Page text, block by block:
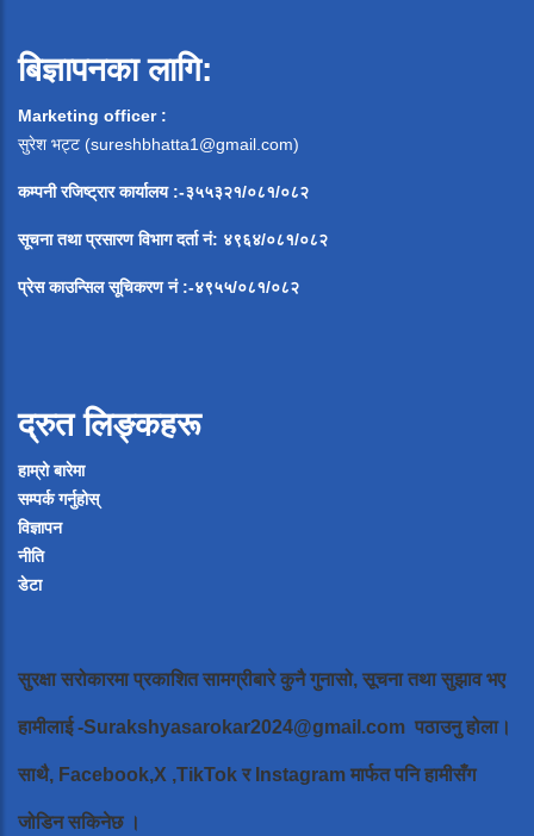
बिज्ञापनका लागि:
Marketing officer :
सुरेश भट्ट (sureshbhatta1@gmail.com)
कम्पनी रजिष्ट्रार कार्यालय :-३५५३२१/०८१/०८२
सूचना तथा प्रसारण विभाग दर्ता नं: ४९६४/०८१/०८२
प्रेस काउन्सिल सूचिकरण नं:-४९५५/०८१/०८२
द्रुत लिङ्कहरू
हाम्रो बारेमा
सम्पर्क गर्नुहोस्
विज्ञापन
नीति
डेटा
सुरक्षा सरोकारमा प्रकाशित सामग्रीबारे कुनै गुनासो, सूचना तथा सुझाव भए
हामीलाई-Surakshyasarokar2024@gmail.com पठाउनु होला।
साथै, Facebook,X ,TikTok र Instagram मार्फत पनि हामीसँग
जोडिन सकिनेछ ।